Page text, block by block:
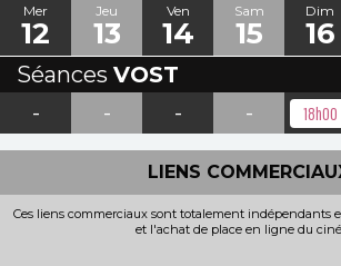
Mer
12
Jeu
13
Ven
14
Sam
15
Dim
16
Séances VOST
-
- - - 18h00
LIENS
Ces liens commerciaux sont totalement indépendants
et l'achat de place en ligne du